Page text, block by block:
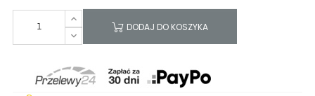
DODAJ DO KOSZYKA